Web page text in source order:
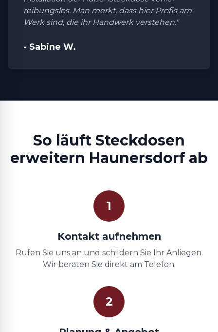
reibungslos. Man merkt, dass hier Profis am
Werk sind, die ihr Handwerk verstehen."
- Sabine W.
So läuft Steckdosen
erweitern Haunersdorf ab
1
Kontakt aufnehmen
Rufen Sie uns an und schildern Sie Ihr Anliegen.
Wir beraten Sie direkt am Telefon.
2